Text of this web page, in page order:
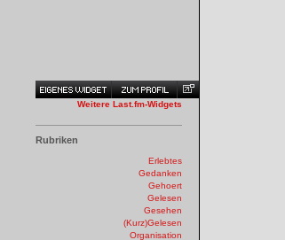
Weitere Last.fm-Widgets
Rubriken
Erlebtes
Gedanken
Gehoert
Gelesen
Gesehen
(Kurz)Gelesen
Organisation